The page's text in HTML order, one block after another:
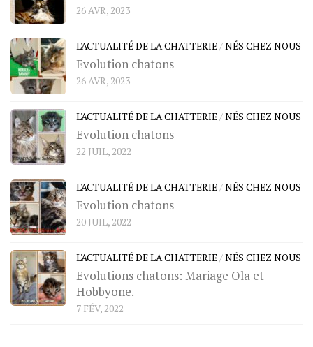
26 AVR, 2023
L'ACTUALITÉ DE LA CHATTERIE/NÉS CHEZ NOUS
Evolution chatons
26 AVR, 2023
L'ACTUALITÉ DE LA CHATTERIE/NÉS CHEZ NOUS
Evolution chatons
22 JUIL, 2022
L'ACTUALITÉ DE LA CHATTERIE/NÉS CHEZ NOUS
Evolution chatons
20 JUIL, 2022
L'ACTUALITÉ DE LA CHATTERIE/NÉS CHEZ NOUS
Evolutions chatons: Mariage Ola et
Hobbyone.
7 FÉV, 2022